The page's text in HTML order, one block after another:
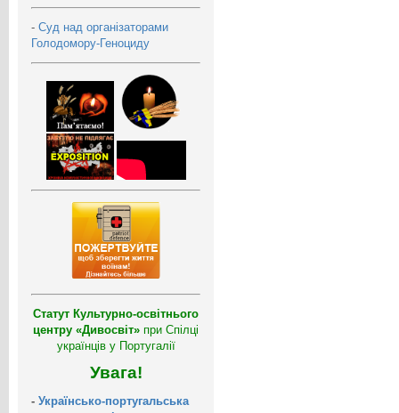
- Суд над організаторами
Голодомору-Геноциду
Статут Культурно-освітнього
центру «Дивосвіт» при Спілці
українців у Португалії
Увага!
- Українсько-португальська